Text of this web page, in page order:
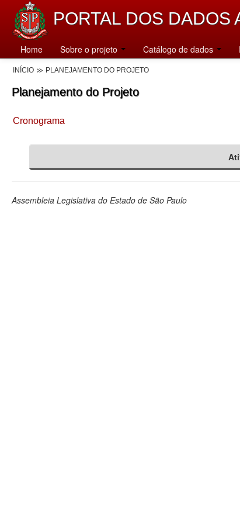
PORTAL DOS DADOS
Home Sobre o projeto Catálogo de dados
INÍCIO PLANEJAMENTO DO PROJETO
Planejamento do Projeto
Cronograma
Assembleia Legislativa do Estado de São Paulo